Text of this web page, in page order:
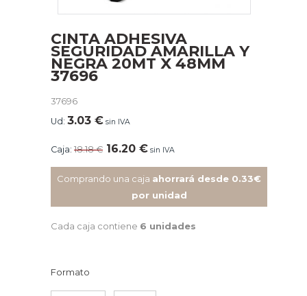
CINTA ADHESIVA
SEGURIDAD AMARILLA Y
NEGRA 20MT X 48MM
37696
37696
Ud: 3.03 € sin IVA
Caja: 18.18€ 16.20 € sin IVA
Comprando una caja ahorrará desde 0.33€
por unidad
Cada caja contiene 6 unidades
Formato